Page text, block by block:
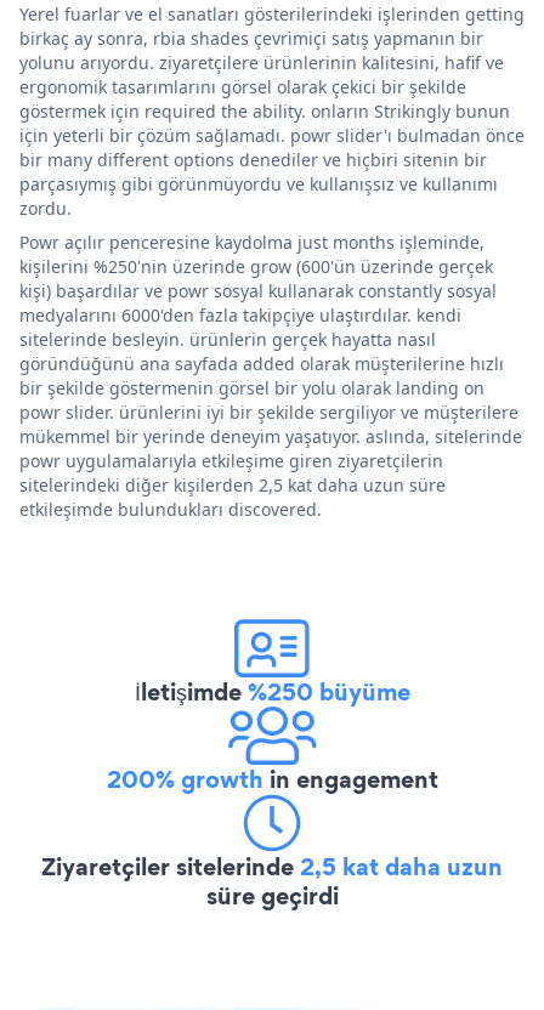
Yerel fuarlar ve el sanatları gösterilerindeki işlerinden getting
birkaç ay sonra, rbia shades çevrimiçi satış yapmanın bir
yolunu arıyordu. ziyaretçilere ürünlerinin kalitesini, hafif ve
ergonomik tasarımlarını görsel olarak çekici bir şekilde
göstermek için required the ability. onların Strikingly bunun
için yeterli bir çözüm sağlamadı. powr slider'ı bulmadan önce
bir many different options denediler ve hiçbiri sitenin bir
parçasıymış gibi görünmüyordu ve kullanışsız ve kullanımı
zordu.
Powr açılır penceresine kaydolma just months işleminde,
kişilerini %250'nin üzerinde grow (600'ün üzerinde gerçek
kişi) başardılar ve powr sosyal kullanarak constantly sosyal
medyalarını 6000'den fazla takipçiye ulaştırdılar. kendi
sitelerinde besleyin. ürünlerin gerçek hayatta nasıl
göründüğünü ana sayfada added olarak müşterilerine hızlı
bir şekilde göstermenin görsel bir yolu olarak landing on
powr slider. ürünlerini iyi bir şekilde sergiliyor ve müşterilere
mükemmel bir yerinde deneyim yaşatıyor. aslında, sitelerinde
powr uygulamalarıyla etkileşime giren ziyaretçilerin
sitelerindeki diğer kişilerden 2,5 kat daha uzun süre
etkileşimde bulundukları discovered.
İletişimde%250 büyüme
200% growth in engagement
Ziyaretçiler sitelerinde2,5 kat daha uzun
süre geçirdi